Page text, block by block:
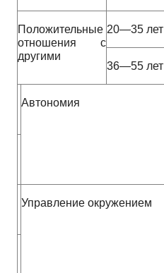
Положительные
отношения с
другими
20—35 лет
36—55 лет
Автономия
Управление окружением